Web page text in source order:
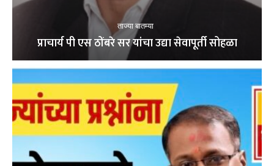
ताज्या बातम्या
प्राचार्य पी एस ठोंबरे सर यांचा उद्या सेवापूर्ती सोहळा